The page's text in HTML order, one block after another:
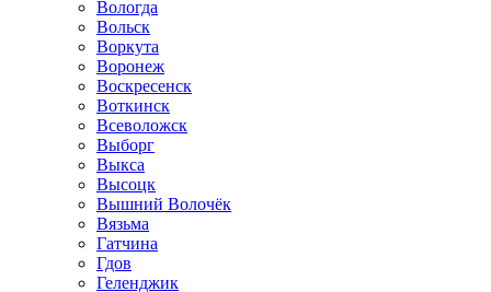
Вологда
Вольск
Воркута
Воронеж
Воскресенск
Воткинск
Всеволожск
Выборг
Выкса
Высоцк
Вышний Волочёк
Вязьма
Гатчина
Гдов
Геленджик